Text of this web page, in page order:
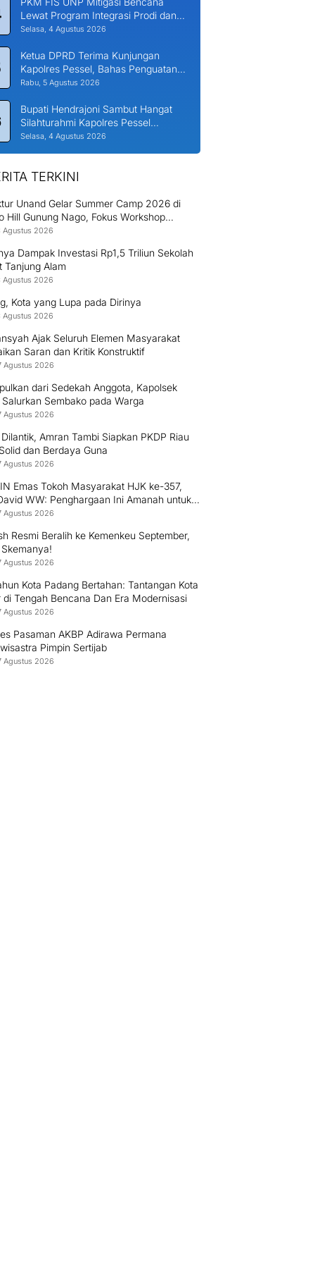
Lewat Program Integrasi Prodi dan
Nagari di Padang Laweh Malalo
Selasa, 4 Agustus 2026
Ketua DPRD Terima Kunjungan
Kapolres Pessel, Bahas Penguatan
Kerjasama Hankamtibmas
Rabu, 5 Agustus 2026
Bupati Hendrajoni Sambut Hangat
Silahturahmi Kapolres Pessel
Bersama PJU
Selasa, 4 Agustus 2026
TERKINI
Unand Gelar Summer Camp 2026 di
Hill Gunung Nago, Fokus Workshop
Bambu dan Huntap Kayu
Agustus 2026
Dampak Investasi Rp1,5 Triliun Sekolah
Tanjung Alam
Agustus 2026
Kota yang Lupa pada Dirinya
Agustus 2026
Ajak Seluruh Elemen Masyarakat
Saran dan Kritik Konstruktif
Agustus 2026
dari Sedekah Anggota, Kapolsek
Sembako pada Warga
Agustus 2026
Amran Tambi Siapkan PKDP Riau
dan Berdaya Guna
Agustus 2026
Emas Tokoh Masyarakat HJK ke-357,
WW: Penghargaan Ini Amanah untuk
kepada Warga Padang
Agustus 2026
Resmi Beralih ke Kemenkeu September,
Agustus 2026
Kota Padang Bertahan: Tantangan Kota
di Tengah Bencana Dan Era Modernisasi
Agustus 2026
Pasaman AKBP Adirawa Permana
Pimpin Sertijab
Agustus 2026